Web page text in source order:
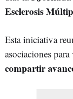
Esclerosis
Esta iniciativa
asociaciones para
compartir